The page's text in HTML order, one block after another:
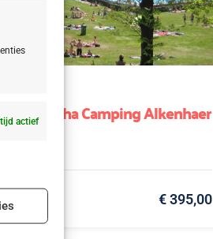
actief
actief
Appelscha Camping Alkenhaer
€ 395,00